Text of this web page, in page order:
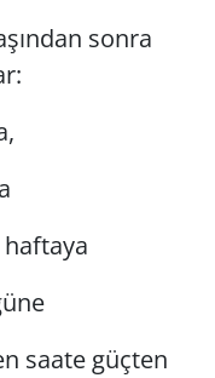
sonra
saate güçten